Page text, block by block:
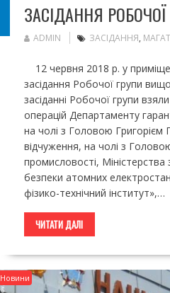
ЗАСІДАННЯ
ADMIN ЗАСІДАННЯ,
12 червня 2018 р. у
засідання Робочої групи
засіданні Робочої групи
операцій Департаменту
на чолі з Головою Григорієм
відчуження, на чолі з
промисловості, Міністерства
безпеки атомних
фізико-технічний інститут»,…
ЧИТАТИ ДАЛІ
Новини